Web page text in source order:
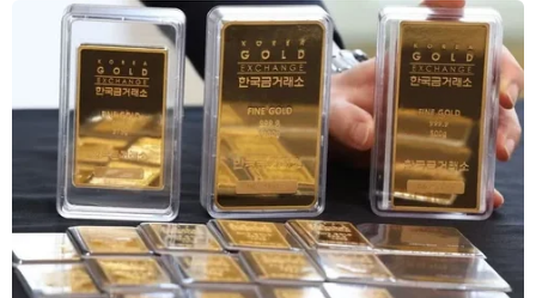
tỉnh Lạng Sơn đã tăng cường việc thực hiện khử
khuẩn hàng hóa tại các cửa khẩu, đồng thời
giảm phí sử dụng các dịch vụ công cộng tại khu
vực cửa khẩu; giảm giá dịch vụ xe ra vào bến
bãi và hỗ trợ tối đa các điều kiện sinh hoạt cho
lái xe...
Đặc biệt, doanh nghiệp bến bãi tại cửa khẩu
Tân Thanh đã phối hợp với Đồn Biên phòng Tân